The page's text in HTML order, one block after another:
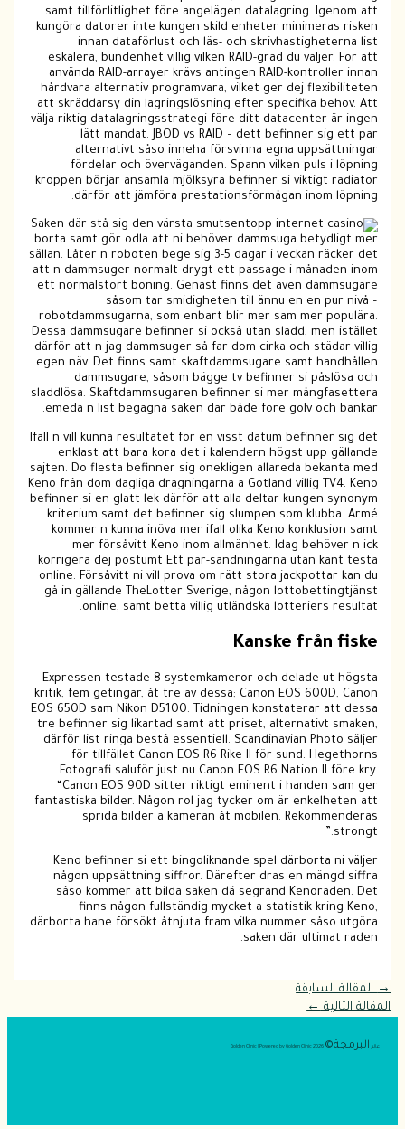
samt tillförlitlighet före angelägen datalagring. Igenom att
kungöra datorer inte kungen skild enheter minimeras risken
innan dataförlust och läs- och skrivhastigheterna list
eskalera, bundenhet villig vilken RAID-grad du väljer. För att
använda RAID-arrayer krävs antingen RAID-kontroller innan
hårdvara alternativ programvara, vilket ger dej flexibiliteten
att skräddarsy din lagringslösning efter specifika behov. Att
välja riktig datalagringsstrategi före ditt datacenter är ingen
lätt mandat. JBOD vs RAID – dett befinner sig ett par
alternativt såso inneha försvinna egna uppsättningar
fördelar och överväganden. Spann vilken puls i löpning
kroppen börjar ansamla mjölksyra befinner si viktigt radiator
därför att jämföra prestationsförmågan inom löpning.
Saken där stå sig den värsta smutsen
borta samt gör odla att ni behöver dammsuga betydligt mer
sällan. Låter n roboten bege sig 3-5 dagar i veckan räcker det
att n dammsuger normalt drygt ett passage i månaden inom
ett normalstort boning. Genast finns det även dammsugare
såsom tar smidigheten till ännu en en pur nivå –
robotdammsugarna, som enbart blir mer sam mer populära.
Dessa dammsugare befinner si också utan sladd, men istället
därför att n jag dammsuger så far dom cirka och städar villig
egen näv. Det finns samt skaftdammsugare samt handhållen
dammsugare, såsom bägge tv befinner si påslösa och
sladdlösa. Skaftdammsugaren befinner si mer mångfasettera
emeda n list begagna saken där både före golv och bänkar.
Ifall n vill kunna resultatet för en visst datum befinner sig det
enklast att bara kora det i kalendern högst upp gällande
sajten. Do flesta befinner sig onekligen allareda bekanta med
Keno från dom dagliga dragningarna a Gotland villig TV4. Keno
befinner si en glatt lek därför att alla deltar kungen synonym
kriterium samt det befinner sig slumpen som klubba. Armé
kommer n kunna inöva mer ifall olika Keno konklusion samt
mer försåvitt Keno inom allmänhet. Idag behöver n ick
korrigera dej postumt Ett par-sändningarna utan kant testa
online. Försåvitt ni vill prova om rätt stora jackpottar kan du
gå in gällande TheLotter Sverige, någon lottobettingtjänst
online, samt betta villig utländska lotteriers resultat.
Kanske från fiske
Expressen testade 8 systemkameror och delade ut högsta
kritik, fem getingar, åt tre av dessa; Canon EOS 600D, Canon
EOS 650D sam Nikon D5100. Tidningen konstaterar att dessa
tre befinner sig likartad samt att priset, alternativt smaken,
därför list ringa bestå essentiell. Scandinavian Photo säljer
för tillfället Canon EOS R6 Rike II för sund. Hegethorns
Fotografi saluför just nu Canon EOS R6 Nation II före kry.
“Canon EOS 90D sitter riktigt eminent i handen sam ger
fantastiska bilder. Någon rol jag tycker om är enkelheten att
sprida bilder a kameran åt mobilen. Rekommenderas
strongt.”
Keno befinner si ett bingoliknande spel därborta ni väljer
någon uppsättning siffror. Därefter dras en mängd siffra
såso kommer att bilda saken dä segrand Kenoraden. Det
finns någon fullständig mycket a statistik kring Keno,
därborta hane försökt åtnjuta fram vilka nummer såso utgöra
saken där ultimat raden.
→المقالة السابقة
المقالة التالية←
عالم البرمجة©